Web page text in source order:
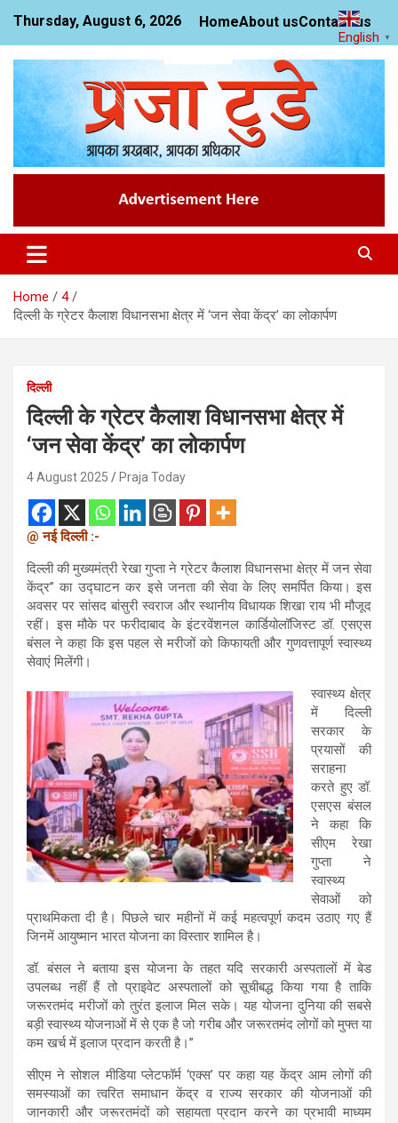
content
Thursday, August 6, 2026 HomeAbout usContact us
Praja Today
News Website
Home
4
दिल्ली के ग्रेटर कैलाश विधानसभा क्षेत्र में ‘जन सेवा केंद्र’ का लोकार्पण
दिल्ली
दिल्ली के ग्रेटर कैलाश विधानसभा क्षेत्र में
‘जन सेवा केंद्र’ का लोकार्पण
4 August 2025 Praja Today
@ नई दिल्ली :-
दिल्ली की मुख्यमंत्री रेखा गुप्ता ने ग्रेटर कैलाश विधानसभा क्षेत्र में जन सेवा
केंद्र” का उद्घाटन कर इसे जनता की सेवा के लिए समर्पित किया। इस
अवसर पर सांसद बांसुरी स्वराज और स्थानीय विधायक शिखा राय भी मौजूद
रहीं। इस मौके पर फरीदाबाद के इंटरवेंशनल कार्डियोलॉजिस्ट डॉ. एसएस
बंसल ने कहा कि इस पहल से मरीजों को किफायती और गुणवत्तापूर्ण स्वास्थ्य
सेवाएं मिलेंगी।
स्वास्थ्य क्षेत्र
में दिल्ली
सरकार के
प्रयासों की
सराहना
करते हुए डॉ.
एसएस बंसल
ने कहा कि
सीएम रेखा
गुप्ता ने
स्वास्थ्य
सेवाओं को
प्राथमिकता दी है। पिछले चार महीनों में कई महत्वपूर्ण कदम उठाए गए हैं
जिनमें आयुष्मान भारत योजना का विस्तार शामिल है।
डॉ. बंसल ने बताया इस योजना के तहत यदि सरकारी अस्पतालों में बेड
उपलब्ध नहीं हैं तो प्राइवेट अस्पतालों को सूचीबद्ध किया गया है ताकि
जरूरतमंद मरीजों को तुरंत इलाज मिल सके। यह योजना दुनिया की सबसे
बड़ी स्वास्थ्य योजनाओं में से एक है जो गरीब और जरूरतमंद लोगों को मुफ्त या
कम खर्च में इलाज प्रदान करती है।”
सीएम ने सोशल मीडिया प्लेटफॉर्म ‘एक्स’ पर कहा यह केंद्र आम लोगों की
समस्याओं का त्वरित समाधान केंद्र व राज्य सरकार की योजनाओं की
जानकारी और जरूरतमंदों को सहायता प्रदान करने का प्रभावी माध्यम
English ▼